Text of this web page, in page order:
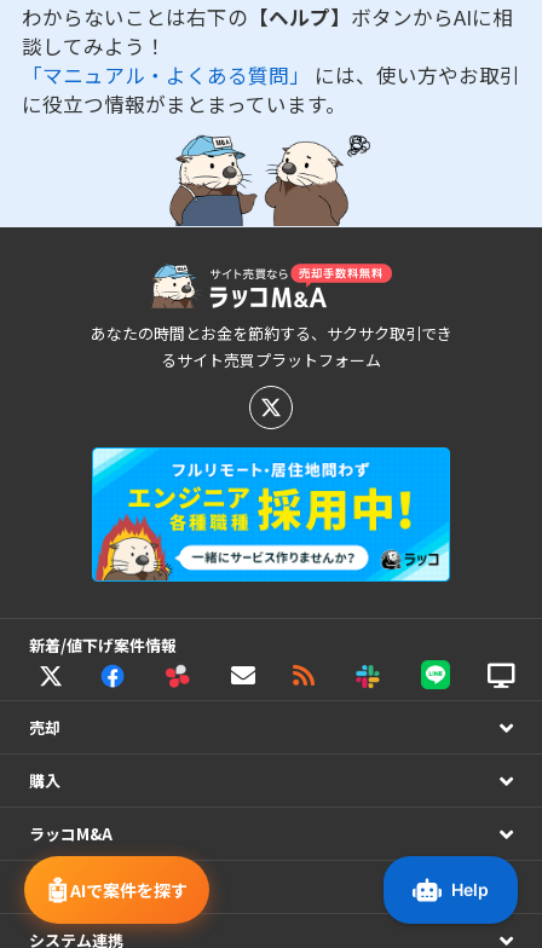
🤖AIで案件を探す
わからないことは右下の 【ヘルプ】 ボタンからAIに相
談してみよう！
「マニュアル・よくある質問」 には、使い方やお取引
に役立つ情報がまとまっています。
あなたの時間とお金を節約する、サクサク取引でき
るサイト売買プラットフォーム
新着/値下げ案件情報
売却
購入
ラッコM&A
サポート
システム連携